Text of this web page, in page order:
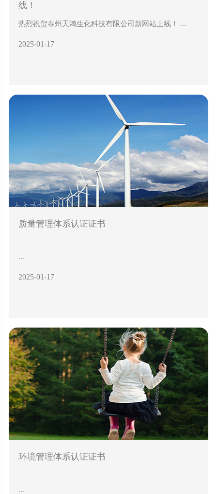
线！
热烈祝贺泰州天鸿生化科技有限公司新网站上线！ ...
2025-01-17
质量管理体系认证证书
...
2025-01-17
环境管理体系认证证书
...